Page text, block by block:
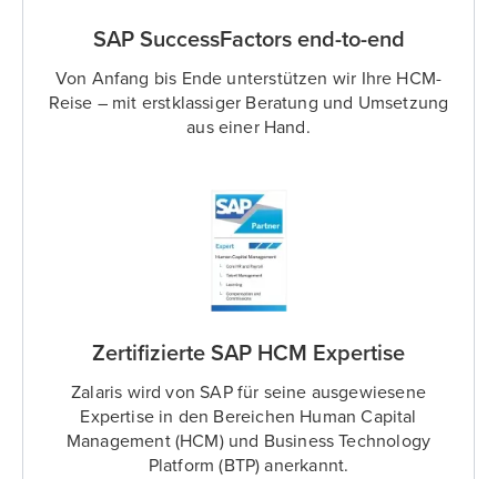
SAP SuccessFactors end-to-end
Von Anfang bis Ende unterstützen wir Ihre HCM-
Reise – mit erstklassiger Beratung und Umsetzung
aus einer Hand.
Zertifizierte SAP HCM Expertise
Zalaris wird von SAP für seine ausgewiesene
Expertise in den Bereichen Human Capital
Management (HCM) und Business Technology
Platform (BTP) anerkannt.